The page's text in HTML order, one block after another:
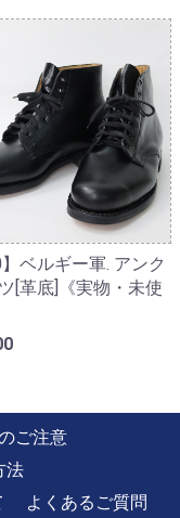
】ベルギー軍. アンク
[革底]《実物・未使
ご注意
法
よくあるご質問